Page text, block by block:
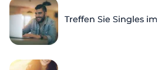
Treffen Sie Singles